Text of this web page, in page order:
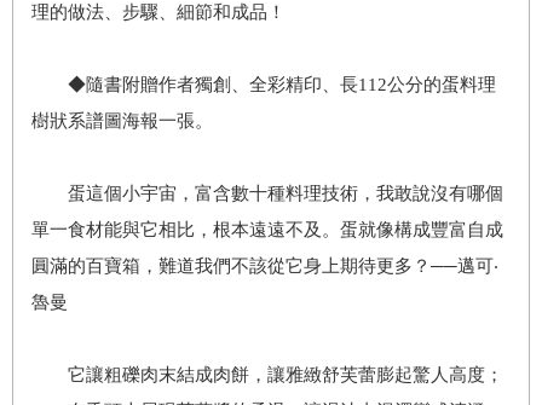
理的做法、步驟、細節和成品！
◆隨書附贈作者獨創、全彩精印、長112公分的蛋料理
樹狀系譜圖海報一張。
蛋這個小宇宙，富含數十種料理技術，我敢說沒有哪個
單一食材能與它相比，根本遠遠不及。蛋就像構成豐富自成
圓滿的百寶箱，難道我們不該從它身上期待更多？──邁可‧
魯曼
它讓粗礫肉末結成肉餅，讓雅緻舒芙蕾膨起驚人高度；